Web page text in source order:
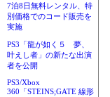
7泊8日無料レンタル、特
別価格でのコード販売を
実施
PS3「龍が如く５ 夢、
叶えし者」の新たな出演
者を公開
PS3/Xbox
360「STEINS;GATE 線形